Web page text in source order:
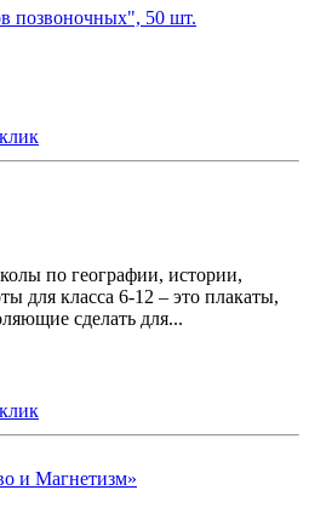
позвоночных", 50 шт.
по географии, истории,
для класса 6-12 – это плакаты,
сделать для...
и Магнетизм»